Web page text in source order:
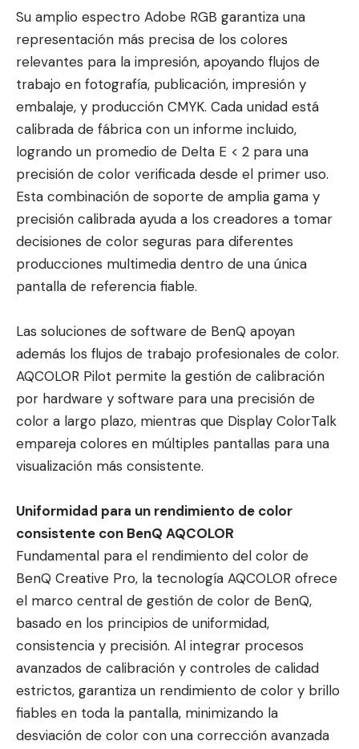
Su amplio espectro Adobe RGB garantiza una
representación más precisa de los colores
relevantes para la impresión, apoyando flujos de
trabajo en fotografía, publicación, impresión y
embalaje, y producción CMYK. Cada unidad está
calibrada de fábrica con un informe incluido,
logrando un promedio de Delta E < 2 para una
precisión de color verificada desde el primer uso.
Esta combinación de soporte de amplia gama y
precisión calibrada ayuda a los creadores a tomar
decisiones de color seguras para diferentes
producciones multimedia dentro de una única
pantalla de referencia fiable.
Las soluciones de software de BenQ apoyan
además los flujos de trabajo profesionales de color.
AQCOLOR Pilot permite la gestión de calibración
por hardware y software para una precisión de
color a largo plazo, mientras que Display ColorTalk
empareja colores en múltiples pantallas para una
visualización más consistente.
Uniformidad para un rendimiento de color
consistente con BenQ AQCOLOR
Fundamental para el rendimiento del color de
BenQ Creative Pro, la tecnología AQCOLOR ofrece
el marco central de gestión de color de BenQ,
basado en los principios de uniformidad,
consistencia y precisión. Al integrar procesos
avanzados de calibración y controles de calidad
estrictos, garantiza un rendimiento de color y brillo
fiables en toda la pantalla, minimizando la
desviación de color con una corrección avanzada